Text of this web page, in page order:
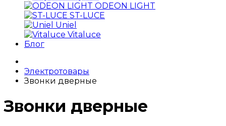
ODEON LIGHT
ST-LUCE
Uniel
Vitaluce
Блог
Электротовары
Звонки дверные
Звонки дверные